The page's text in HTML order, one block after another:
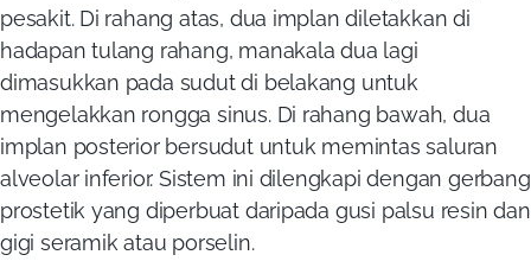
pesakit. Di rahang atas, dua implan diletakkan di
hadapan tulang rahang, manakala dua lagi
dimasukkan pada sudut di belakang untuk
mengelakkan rongga sinus. Di rahang bawah, dua
implan posterior bersudut untuk memintas saluran
alveolar inferior. Sistem ini dilengkapi dengan gerbang
prostetik yang diperbuat daripada gusi palsu resin dan
gigi seramik atau porselin.